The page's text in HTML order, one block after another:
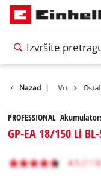
Nazad |
Proizvodi Vrt
PROFESSIONAL
GP-EA 18/150 Li